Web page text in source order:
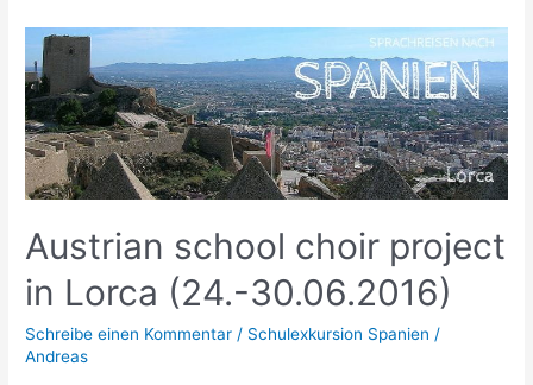
Österreich
Austrian school choir project
in Lorca (24.-30.06.2016)
Schreibe einen Kommentar / Schulexkursion Spanien /
Andreas